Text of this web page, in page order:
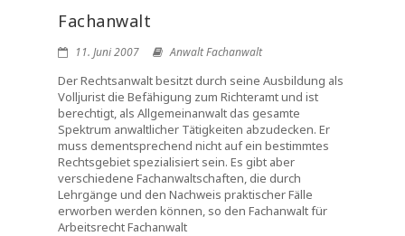
Fachanwalt
11. Juni 2007 Anwalt Fachanwalt
Der Rechtsanwalt besitzt durch seine Ausbildung als
Volljurist die Befähigung zum Richteramt und ist
berechtigt, als Allgemeinanwalt das gesamte
Spektrum anwaltlicher Tätigkeiten abzudecken. Er
muss dementsprechend nicht auf ein bestimmtes
Rechtsgebiet spezialisiert sein. Es gibt aber
verschiedene Fachanwaltschaften, die durch
Lehrgänge und den Nachweis praktischer Fälle
erworben werden können, so den Fachanwalt für
Arbeitsrecht Fachanwalt